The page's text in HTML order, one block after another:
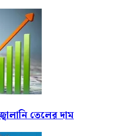
তেলের দাম